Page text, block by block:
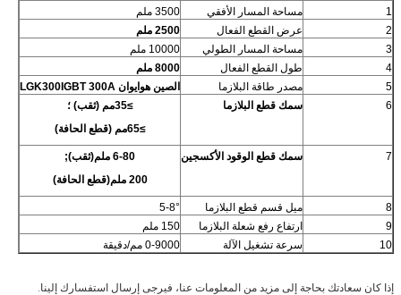
1
مساحة المسار الأفقي
3500 ملم
2
عرض القطع الفعال 2500 ملم
3
مساحة المسار الطولي
10000 ملم
4
طول القطع الفعال 8000 ملم
5
مصدر طاقة البلازما
الصين هوايوان LGK300IGBT 300A
6
سمك قطع البلازما ≥
35مم (ثقب) ؛
≥
65مم (قطع الحافة)
7 سمك قطع الوقود الأكسجين 6-80 ملم (ثقب);
200 ملم
(قطع الحافة)
8 ميل قسم قطع البلازما
5-8°
9
ارتفاع رفع شعلة البلازما
150 ملم
10
سرعة تشغيل الآلة 0-9000 مم/دقيقة
إذا كان سعادتك بحاجة إلى مزيد من المعلومات عنا، فيرجى إرسال استفسارك إلينا.